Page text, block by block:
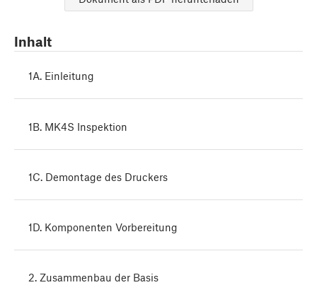
Inhalt
1A. Einleitung
1B. MK4S Inspektion
1C. Demontage des Druckers
1D. Komponenten Vorbereitung
2. Zusammenbau der Basis